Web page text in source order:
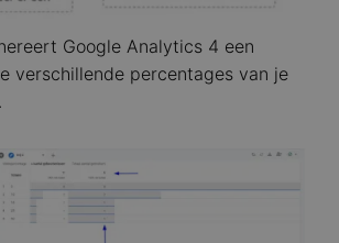
Google Analytics 4 een
verschillende percentages van je